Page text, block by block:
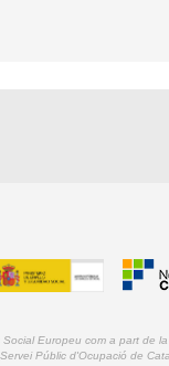
Europeu com a part de
Públic d'Ocupació de